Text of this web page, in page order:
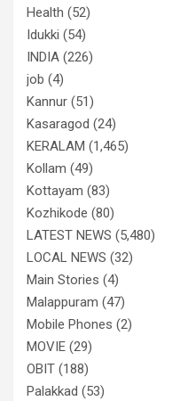
Health (52)
Idukki (54)
INDIA (226)
job (4)
Kannur (51)
Kasaragod (24)
KERALAM (1,465)
Kollam (49)
Kottayam (83)
Kozhikode (80)
LATEST NEWS (5,480)
LOCAL NEWS (32)
Main Stories (4)
Malappuram (47)
Mobile Phones (2)
MOVIE (29)
OBIT (188)
Palakkad (53)